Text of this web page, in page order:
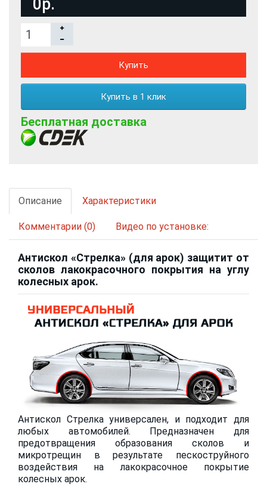
0р.
Купить
Купить в 1 клик
Бесплатная доставка
Описание Характеристики
Комментарии (0) Видео по установке:
Антискол «Стрелка» (для арок) защитит от
сколов лакокрасочного покрытия на углу
колесных арок.
Антискол Стрелка универсален, и подходит для
любых автомобилей. Предназначен для
предотвращения образования сколов и
микротрещин в результате пескоструйного
воздействия на лакокрасочное покрытие
колесных арок.